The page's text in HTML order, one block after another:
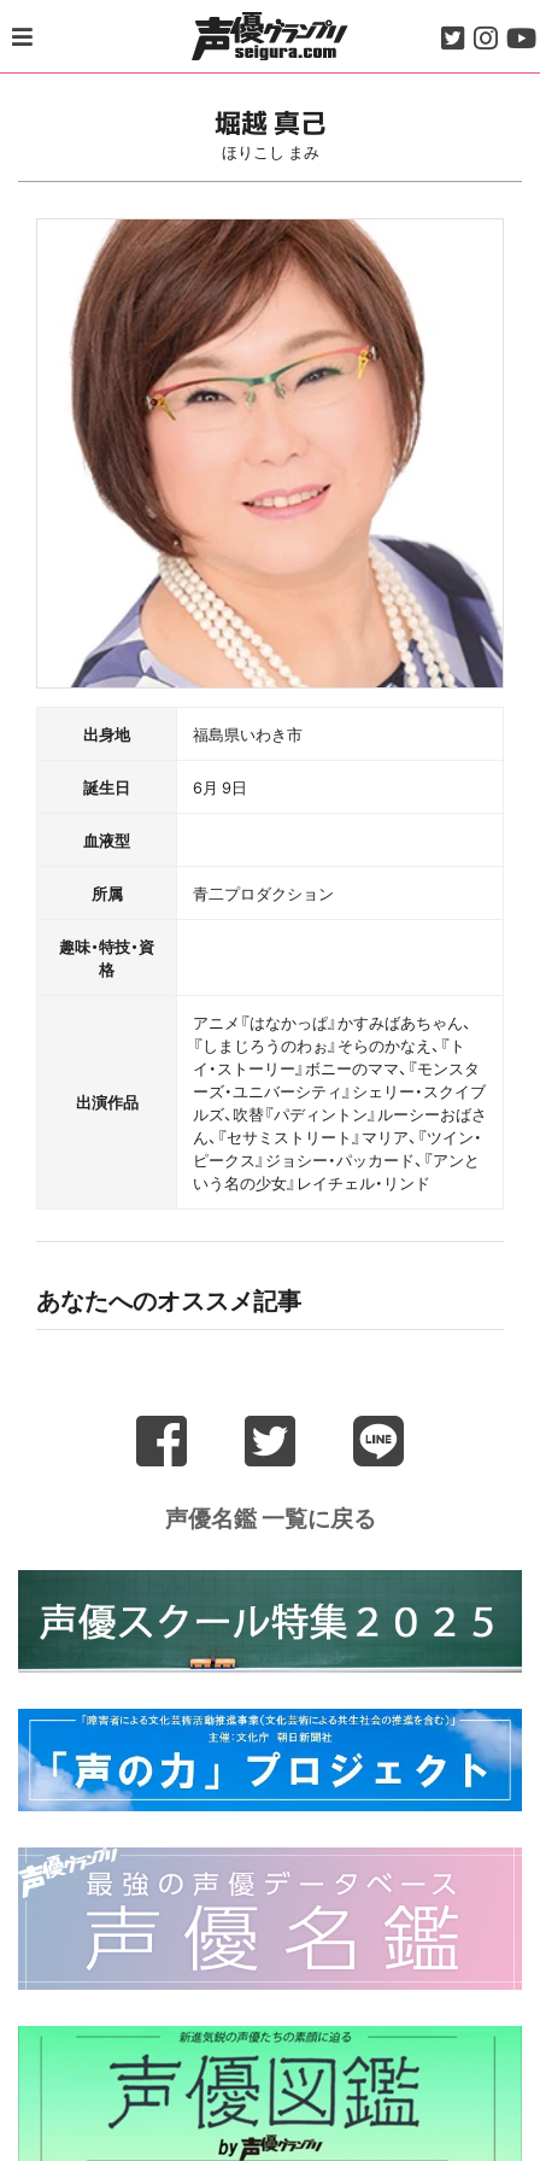
to
content
堀越 真己
ほりこし まみ
出身地 福島県いわき市
誕生日 6月 9日
血液型
所属 青二プロダクション
趣味・特技・資
格
出演作品
アニメ『はなかっぱ』かすみばあちゃん、
『しまじろうのわぉ』そらのかなえ、『ト
イ・ストーリー』ボニーのママ、『モンスタ
ーズ・ユニバーシティ』シェリー・スクイブ
ルズ、吹替『パディントン』ルーシーおばさ
ん、『セサミストリート』マリア、『ツイン・
ピークス』ジョシー・パッカード、『アンと
いう名の少女』レイチェル・リンド
あなたへのオススメ記事
声優名鑑 一覧に戻る